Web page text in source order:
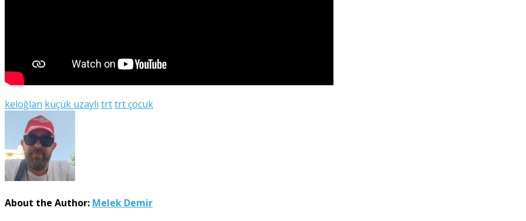
keloğlan küçük uzaylı trttrt çocuk
About the Author: Melek Demir